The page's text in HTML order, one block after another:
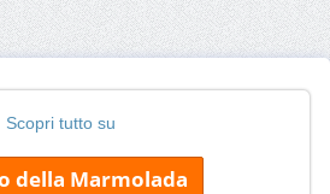
Scopri tutto su
della Marmolada